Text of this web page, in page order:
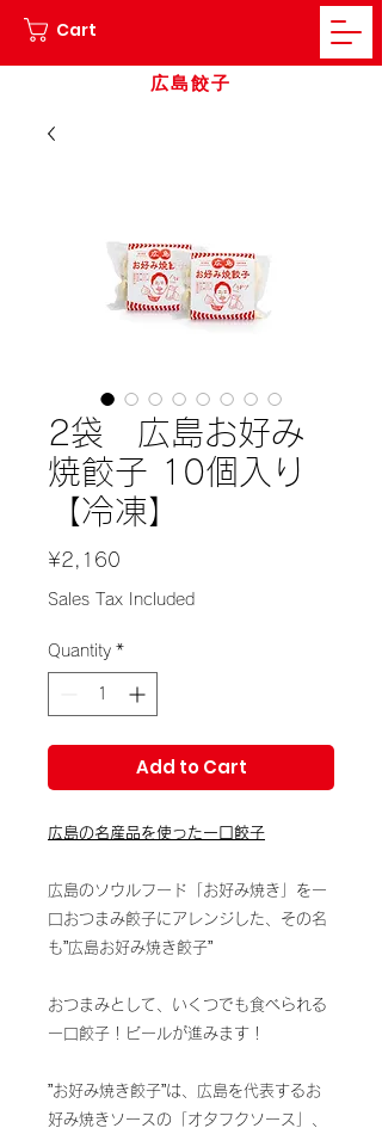
Cart
広島餃子
2袋 広島お好み
焼餃子 10個入り
【冷凍】
¥2,160
Sales Tax Included
Quantity *
Add to Cart
広島の名産品を使った一口餃子
広島のソウルフード「お好み焼き」を一
口おつまみ餃子にアレンジした、その名
も”広島お好み焼き餃子”
おつまみとして、いくつでも食べられる
一口餃子！ビールが進みます！
”お好み焼き餃子”は、広島を代表するお
好み焼きソースの「オタフクソース」、